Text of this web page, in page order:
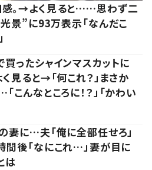
。→よく見ると……思わず二
景”に93万表示「なんだこ
買ったシャインマスカットに
見ると→「何これ？」まさか
こんなところに！？」「かわい
妻に…夫「俺に全部任せろ」
間後「なにこれ…」妻が目に
は